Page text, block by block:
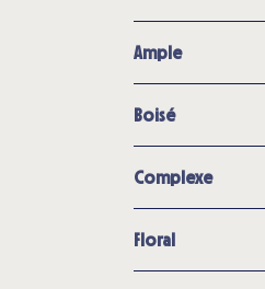
Ample
Boisé
Complexe
Floral